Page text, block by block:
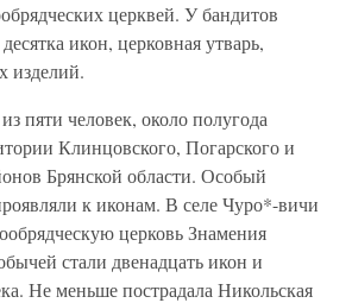
церквей. У бандитов
икон, церковная утварь,
изделий.
пяти человек, около полугода
Клинцовского, Погарского и
Брянской области. Особый
к иконам. В селе Чуро*-вичи
церковь Знамения
стали двенадцать икон и
Не меньше пострадала Никольская